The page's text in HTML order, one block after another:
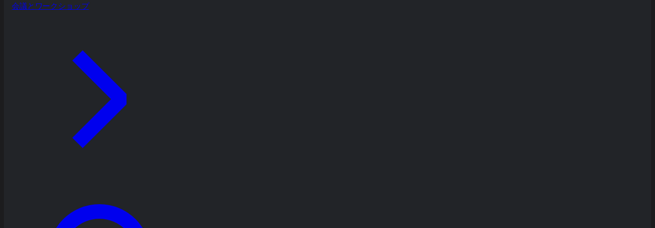
会議とワークショップ